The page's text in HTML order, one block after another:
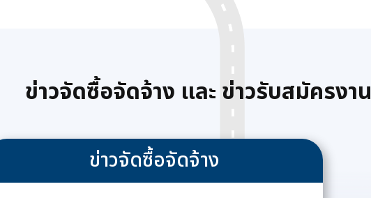
และพิธีจุดเทียนถวาย
พระพรชัยมงคล
เจ้าอยู่หัว เนื่องในโอกาสวัน
ข่าวจัดซื้อจัดจ้าง และ ข่าวรับสมัครงาน
ข่าวจัดซื้อจัดจ้าง